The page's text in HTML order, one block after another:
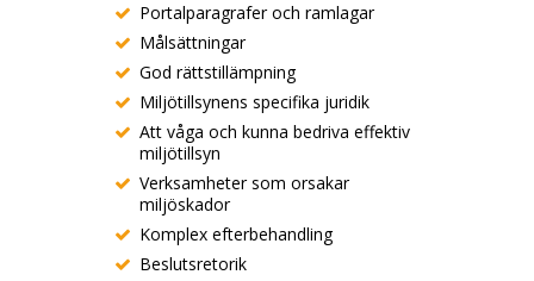
Portalparagrafer och ramlagar
Målsättningar
God rättstillämpning
Miljötillsynens specifika juridik
Att våga och kunna bedriva effektiv
miljötillsyn
Verksamheter som orsakar
miljöskador
Komplex efterbehandling
Beslutsretorik